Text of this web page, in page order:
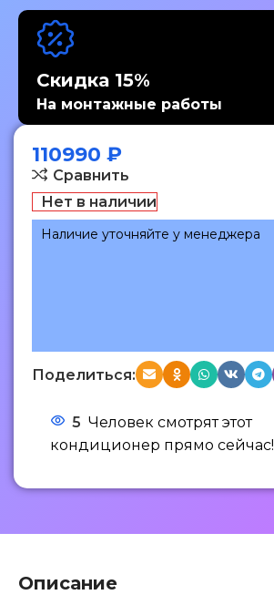
Скидка 15%
На монтажные работы
110990 ₽
Сравнить
Нет в наличии
Наличие уточняйте у менеджера
Поделиться:
5 Человек смотрят этот
кондиционер прямо сейчас!
Описание